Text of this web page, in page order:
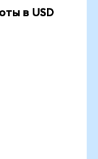
в USD